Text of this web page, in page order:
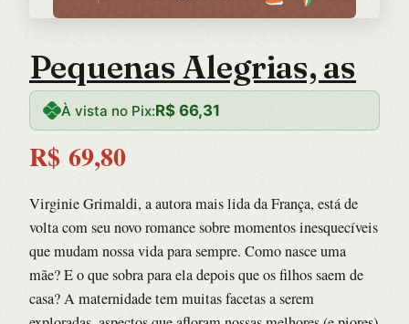
Pequenas Alegrias, as
À vista no Pix:R$ 66,31
R$ 69,80
Virginie Grimaldi, a autora mais lida da França, está de
volta com seu novo romance sobre momentos inesquecíveis
que mudam nossa vida para sempre. Como nasce uma
mãe? E o que sobra para ela depois que os filhos saem de
casa? A maternidade tem muitas facetas a serem